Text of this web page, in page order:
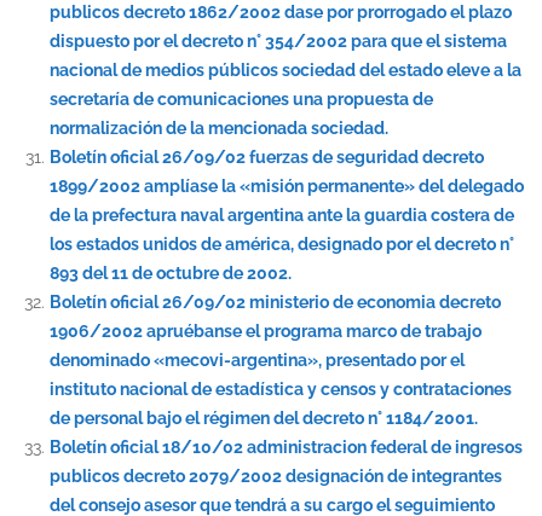
publicos decreto 1862/2002 dase por prorrogado el plazo
dispuesto por el decreto n° 354/2002 para que el sistema
nacional de medios públicos sociedad del estado eleve a la
secretaría de comunicaciones una propuesta de
normalización de la mencionada sociedad.
Boletín oficial 26/09/02 fuerzas de seguridad decreto
1899/2002 amplíase la «misión permanente» del delegado
de la prefectura naval argentina ante la guardia costera de
los estados unidos de américa, designado por el decreto n°
893 del 11 de octubre de 2002.
Boletín oficial 26/09/02 ministerio de economia decreto
1906/2002 apruébanse el programa marco de trabajo
denominado «mecovi-argentina», presentado por el
instituto nacional de estadística y censos y contrataciones
de personal bajo el régimen del decreto n° 1184/2001.
Boletín oficial 18/10/02 administracion federal de ingresos
publicos decreto 2079/2002 designación de integrantes
del consejo asesor que tendrá a su cargo el seguimiento